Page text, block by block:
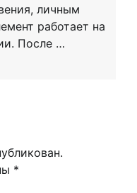
личным
работает на
После …
*